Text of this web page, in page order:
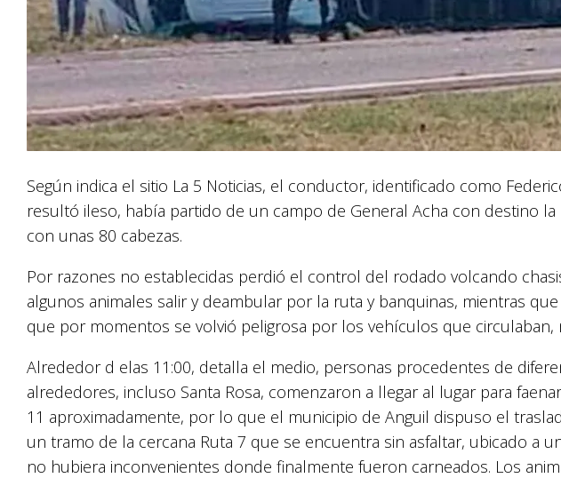
Según indica el sitio La 5 Noticias, el conductor, identificado como
resultó ileso, había partido de un campo de General Acha con destino la
con unas 80 cabezas.
Por razones no establecidas perdió el control del rodado volcando
algunos animales salir y deambular por la ruta y banquinas, mientras
que por momentos se volvió peligrosa por los vehículos que circulaban,
Alrededor d elas 11:00, detalla el medio, personas procedentes de
alrededores, incluso Santa Rosa, comenzaron a llegar al lugar para
11 aproximadamente, por lo que el municipio de Anguil dispuso el
un tramo de la cercana Ruta 7 que se encuentra sin asfaltar, ubicado a
no hubiera inconvenientes donde finalmente fueron carneados. Los